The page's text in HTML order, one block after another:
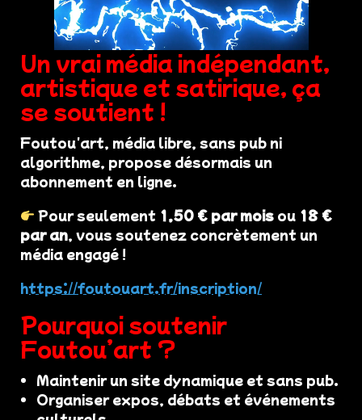
Un vrai média indépendant,
artistique et satirique, ça
se soutient !
Foutou'art, média libre, sans pub ni
algorithme, propose désormais un
abonnement en ligne.
Pour seulement 1,50 € par mois ou 18 €
par an, vous soutenez concrètement un
média engagé !
https://foutouart.fr/inscription/
Pourquoi soutenir
Foutou’art ?
Maintenir un site dynamique et sans pub.
Organiser expos, débats et événements